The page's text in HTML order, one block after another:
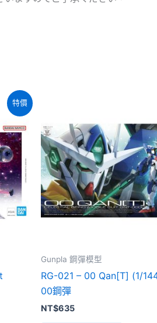
特價
Gunpla 鋼彈模型
RG-021 – 00 Qan[T] (1/
00鋼彈
NT$635